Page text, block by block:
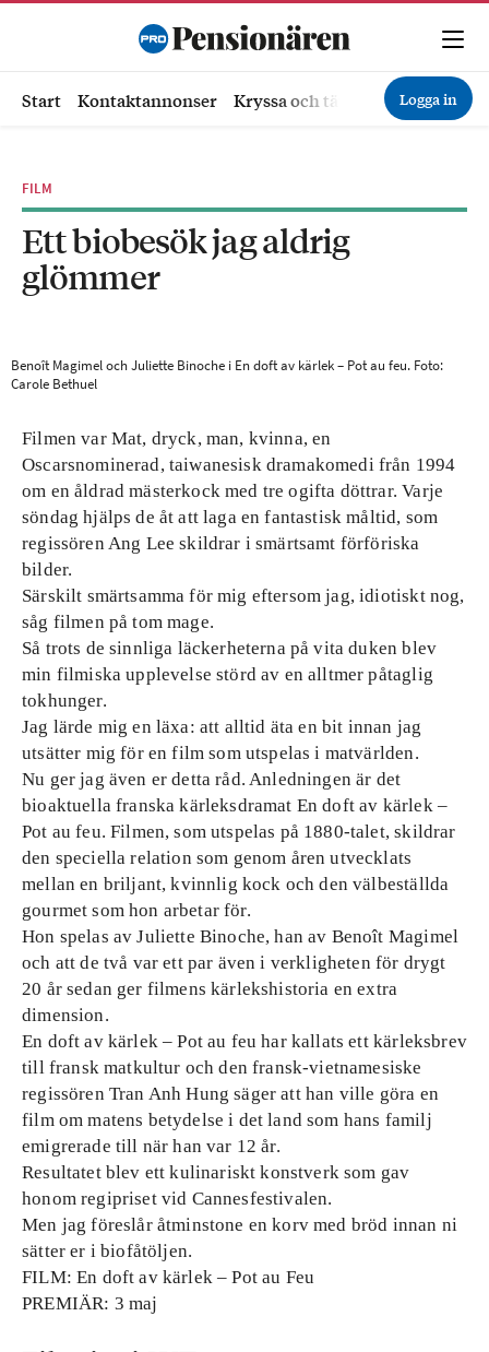
Start Kontaktannonser Kryssa och tävla Ekonomi
Logga in
FILM
Ett biobesök jag aldrig
glömmer
Benoît Magimel och Juliette Binoche i En doft av kärlek – Pot au feu. Foto:
Carole Bethuel
Filmen var Mat, dryck, man, kvinna, en
Oscarsnominerad, taiwanesisk dramakomedi från 1994
om en åldrad mästerkock med tre ogifta döttrar. Varje
söndag hjälps de åt att laga en fantastisk måltid, som
regissören Ang Lee skildrar i smärtsamt förföriska
bilder.
Särskilt smärtsamma för mig eftersom jag, idiotiskt nog,
såg filmen på tom mage.
Så trots de sinnliga läckerheterna på vita duken blev
min filmiska upplevelse störd av en alltmer påtaglig
tokhunger.
Jag lärde mig en läxa: att alltid äta en bit innan jag
utsätter mig för en film som utspelas i matvärlden.
Nu ger jag även er detta råd. Anledningen är det
bioaktuella franska kärleksdramat En doft av kärlek –
Pot au feu. Filmen, som utspelas på 1880-talet, skildrar
den speciella relation som genom åren utvecklats
mellan en briljant, kvinnlig kock och den välbeställda
gourmet som hon arbetar för.
Hon spelas av Juliette Binoche, han av Benoît Magimel
och att de två var ett par även i verkligheten för drygt
20 år sedan ger filmens kärlekshistoria en extra
dimension.
En doft av kärlek – Pot au feu har kallats ett kärleksbrev
till fransk matkultur och den fransk-vietnamesiske
regissören Tran Anh Hung säger att han ville göra en
film om matens betydelse i det land som hans familj
emigrerade till när han var 12 år.
Resultatet blev ett kulinariskt konstverk som gav
honom regipriset vid Cannesfestivalen.
Men jag föreslår åtminstone en korv med bröd innan ni
sätter er i biofåtöljen.
FILM: En doft av kärlek – Pot au Feu
PREMIÄR: 3 maj